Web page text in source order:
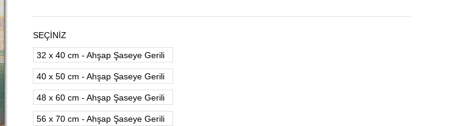
SEÇİNİZ
32 x 40 cm - Ahşap Şaseye Gerili
40 x 50 cm - Ahşap Şaseye Gerili
48 x 60 cm - Ahşap Şaseye Gerili
56 x 70 cm - Ahşap Şaseye Gerili